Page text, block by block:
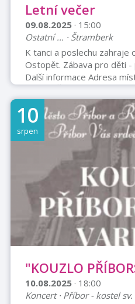
Letní večer
09.08.2025 · 15:00
Ostatní ... · Štramberk
K tanci a poslechu zahraje
Ostopět. Zábava pro děti -
Další informace Adresa
Libotín, Štramberk, 74266
Děti zdarma. Organizátor
10
srpen
"KOUZLO
10.08.2025 · 18:00
Koncert · Příbor - kostel